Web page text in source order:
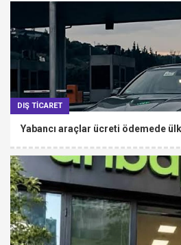
DIŞ TİCARET
Yabancı araçlar ücreti ödemede